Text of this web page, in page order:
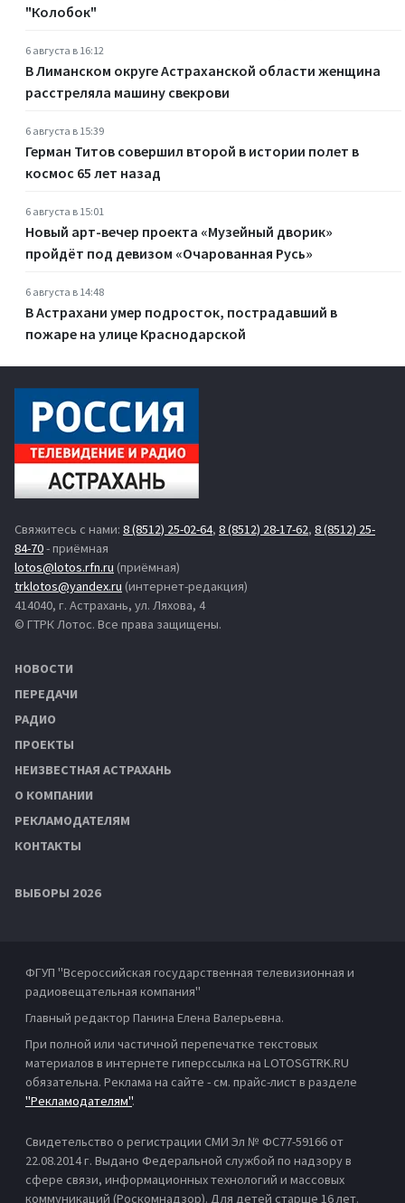
"Колобок"
6 августа в 16:12
В Лиманском округе Астраханской области женщина
расстреляла машину свекрови
6 августа в 15:39
Герман Титов совершил второй в истории полет в
космос 65 лет назад
6 августа в 15:01
Новый арт-вечер проекта «Музейный дворик»
пройдёт под девизом «Очарованная Русь»
6 августа в 14:48
В Астрахани умер подросток, пострадавший в
пожаре на улице Краснодарской
Свяжитесь с нами: 8 (8512) 25-02-64, 8 (8512) 28-17-62, 8 (8512) 25-
84-70- приёмная
lotos@lotos.rfn.ru (приёмная)
trklotos@yandex.ru (интернет-редакция)
414040, г. Астрахань, ул. Ляхова, 4
© ГТРК Лотос. Все права защищены.
НОВОСТИ
ПЕРЕДАЧИ
РАДИО
ПРОЕКТЫ
НЕИЗВЕСТНАЯ АСТРАХАНЬ
О КОМПАНИИ
РЕКЛАМОДАТЕЛЯМ
КОНТАКТЫ
ВЫБОРЫ 2026
ФГУП "Всероссийская государственная телевизионная и
радиовещательная компания"
Главный редактор Панина Елена Валерьевна.
При полной или частичной перепечатке текстовых
материалов в интернете гиперссылка на LOTOSGTRK.RU
обязательна. Реклама на сайте - см. прайс-лист в разделе
"Рекламодателям".
Свидетельство о регистрации СМИ Эл № ФС77-59166 от
22.08.2014 г. Выдано Федеральной службой по надзору в
сфере связи, информационных технологий и массовых
коммуникаций (Роскомнадзор). Для детей старше 16 лет.